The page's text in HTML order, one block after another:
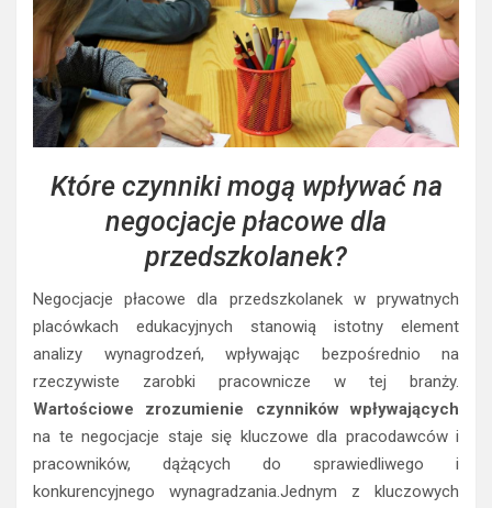
Które czynniki mogą wpływać na
negocjacje płacowe dla
przedszkolanek?
Negocjacje płacowe dla przedszkolanek w prywatnych
placówkach edukacyjnych stanowią istotny element
analizy wynagrodzeń, wpływając bezpośrednio na
rzeczywiste zarobki pracownicze w tej branży.
Wartościowe zrozumienie czynników wpływających
na te negocjacje staje się kluczowe dla pracodawców i
pracowników, dążących do sprawiedliwego i
konkurencyjnego wynagradzania.Jednym z kluczowych